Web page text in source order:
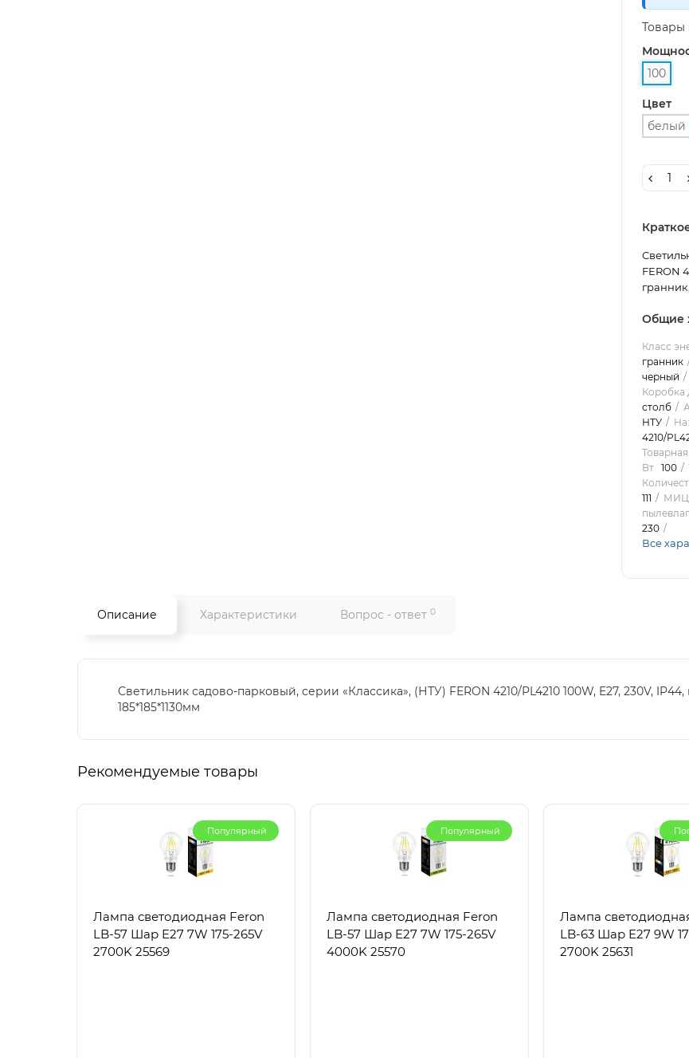
Товары
100
Цвет
белый
FERON
гранник,
Общие
Класс
гранник
черный
Коробка
столб
НТУ
4210/
Вт
100
111
МИЦ
230
Все
Описание Характеристики Вопрос - ответ 0
Светильник садово-парковый, серии «Классика», (НТУ) FERON 4210/PL4210 100W, E27, 230V,
185*185*1130мм
Рекомендуемые товары
Популярный
Лампа светодиодная Feron
LB-57 Шар E27 7W 175-265V
2700K 25569
Популярный
Лампа светодиодная Feron
LB-57 Шар E27 7W 175-265V
4000K 25570
Лампа
LB-63 Шар E27 9W
2700K 25631